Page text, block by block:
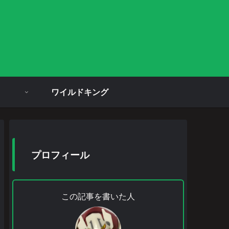
ワイルドキング
プロフィール
この記事を書いた人